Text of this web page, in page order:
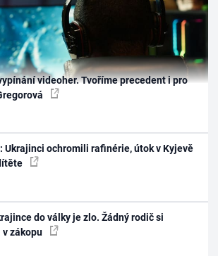
videoher. Tvoříme precedent i pro
Ukrajinci ochromili rafinérie, útok v Kyjevě
do války je zlo. Žádný rodič si
zákopu